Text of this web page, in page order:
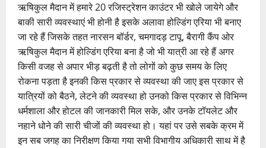
ऋषिकुल मैदान में हमारे 20 रजिस्ट्रेशन काउंटर भी खोले जायेगे और
बाकी सारी व्यवस्थाएं भी होनी है इसके अलावा होल्डिंग एरिया भी बनाए
जा रहे हैं जिसके तहत नारसन बॉर्डर, चमगादड़ टापू, बैरागी कैंप ओर
ऋषिकुल मैदान में होल्डिंग एरिया बना है जो भी यात्री आ रहे हैं अगर
किसी वजह से अपार भीड़ बढ़ती है तो लोगों को कुछ समय के लिए
रोकना पड़ता है इनकी किस प्रकार से व्यवस्था की जाए इस प्रकार से
यात्रियों को बैठने, लेटने की व्यवस्था हो उनको किस प्रकार से विभिन्न
धर्मशाला और होटल की जानकारी मिल सके, और उनके टॉयलेट और
नहाने धोने की सारी चीजों की व्यवस्था हो। यहां पर उसे सबके क्रम में
इन सब जगह का निरीक्षण किया गया सभी विभागीय अधिकारी साथ में है